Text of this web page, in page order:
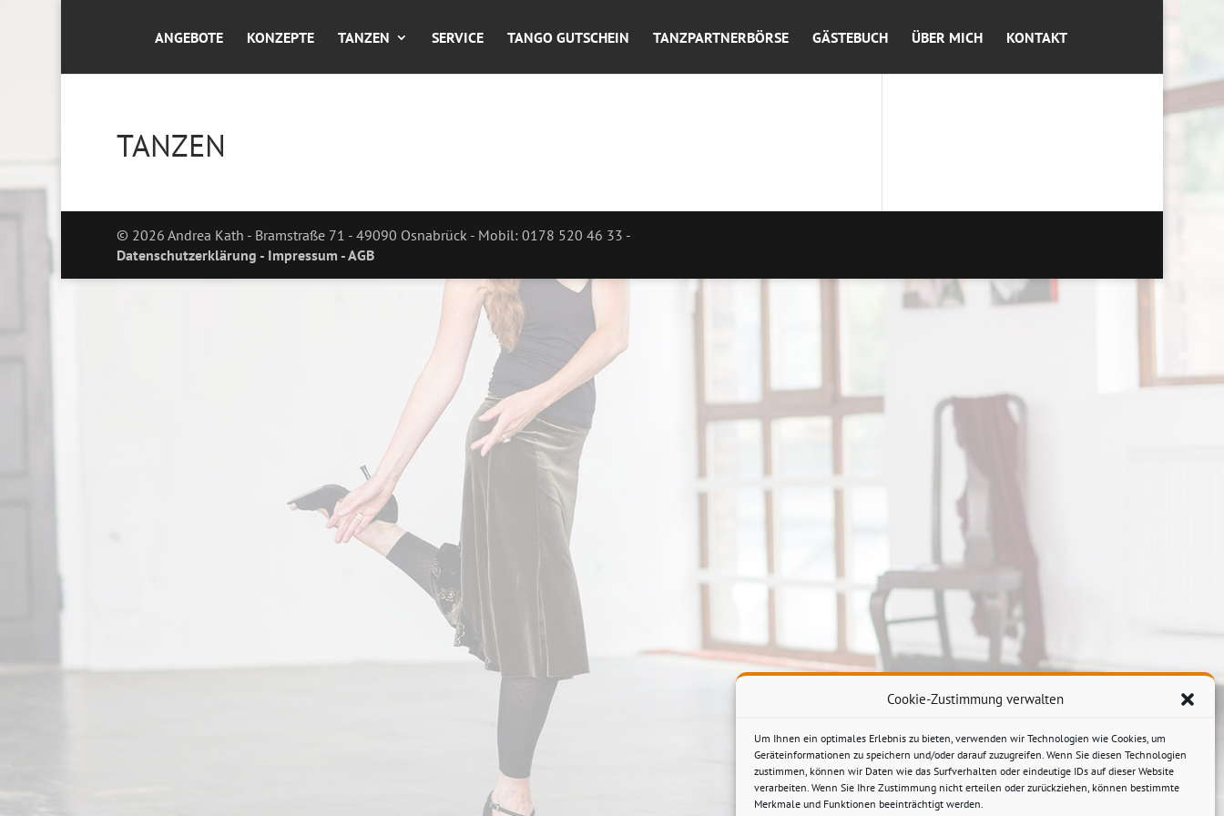
Cookie-Zustimmung verwalten
Um Ihnen ein optimales Erlebnis zu bieten, verwenden wir Technologien wie Cookies, um
Geräteinformationen zu speichern und/oder darauf zuzugreifen. Wenn Sie diesen Technologien
zustimmen, können wir Daten wie das Surfverhalten oder eindeutige IDs auf dieser Website
verarbeiten. Wenn Sie Ihre Zustimmung nicht erteilen oder zurückziehen, können bestimmte
Merkmale und Funktionen beeinträchtigt werden.
ANGEBOTE KONZEPTE TANZEN SERVICE TANGO GUTSCHEIN TANZPARTNERBÖRSE GÄSTEBUCH ÜBER MICH KONTAKT
TANZEN
© 2026 Andrea Kath - Bramstraße 71 - 49090 Osnabrück - Mobil: 0178 520 46 33 -
Datenschutzerklärung - Impressum - AGB